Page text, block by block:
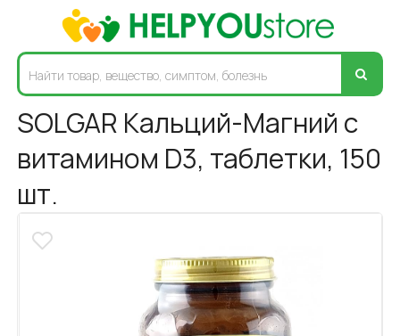
SOLGAR Кальций-Магний с
витамином D3, таблетки, 150
шт.